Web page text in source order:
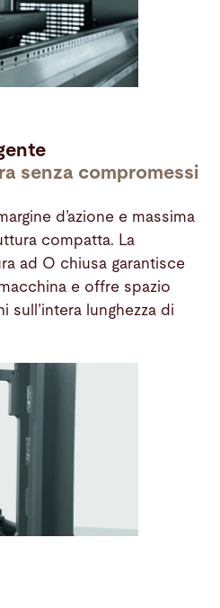
senza compromessi
d’azione e massima
compatta. La
ad O chiusa garantisce
e offre spazio
sull’intera lunghezza di